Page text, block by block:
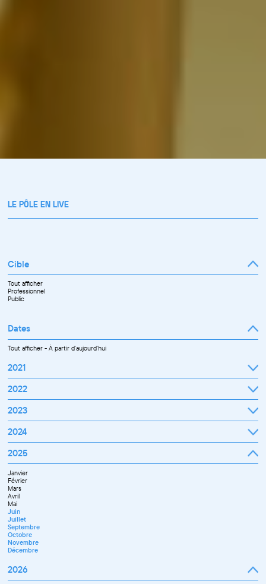
LE PÔLE EN LIVE
Cible
Tout afficher
Professionnel
Public
Dates
Tout afficher-À partir d'aujourd'hui
2021
Septembre
Octobre
Novembre
Décembre
2022
Janvier
Février
Mars
Avril
Juillet
Septembre
Octobre
Novembre
Décembre
2023
Janvier
Février
Mars
Avril
Septembre
Octobre
Novembre
Décembre
2024
Janvier
Février
Mars
Avril
Mai
Juin
Juillet
Septembre
Novembre
Décembre
2025
Janvier
Février
Mars
Avril
Mai
Juin
Juillet
Septembre
Octobre
Novembre
Décembre
2026